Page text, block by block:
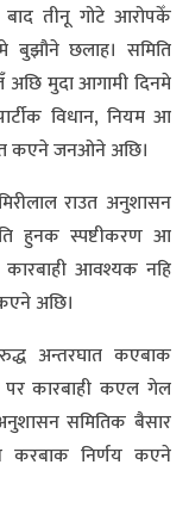
तीनू गोटे आरोपकेँ
बुझौने छलाह। समिति
मुदा आगामी दिनमे
विधान, नियम आ
कएने जनओने अछि।
राउत अनुशासन
हुनक स्पष्टीकरण आ
आवश्यक नहि
अछि।
अन्तरघात कएबाक
पर कारबाही कएल गेल
समितिक बैसार
करबाक निर्णय कएने